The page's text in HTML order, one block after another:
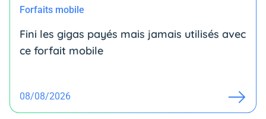
Forfaits mobile
Fini les gigas payés mais jamais utilisés avec
ce forfait mobile
08/08/2026